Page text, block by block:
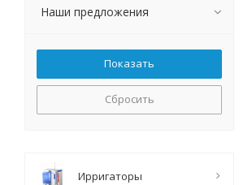
Наши предложения
Сбросить
Ирригаторы